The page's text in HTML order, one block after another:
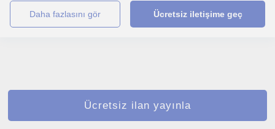
daha fazlasını gör Ücretsiz iletişime geç
Ücretsiz ilan yayınla